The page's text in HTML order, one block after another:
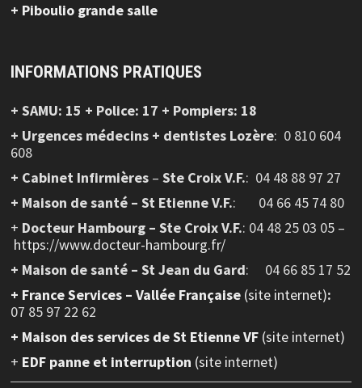
+ Piboulio grande salle
INFORMATIONS PRATIQUES
+ SAMU: 15 + Police: 17 + Pompiers: 18
+ Urgences médecins + dentistes Lozère: 0 810 604
608
+ Cabinet Infirmières– Ste Croix V.F.: 04 48 88 97 27
+ Maison de santé – St Etienne V.F.: 04 66 45 74 80
+ Docteur Hambourg – Ste Croix V.F.: 04 48 25 03 05 –
https://www.docteur-hambourg.fr/
+ Maison de santé – St Jean du Gard: 04 66 85 17 52
+ France Services – Vallée Française (site internet):
07 85 97 22 62
+ Maison des services de St Etienne VF (site internet)
+ EDF panne et interruption (site internet)